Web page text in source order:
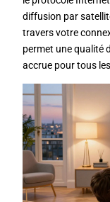
diffusion par
travers votre
permet une qualité
accrue pour tous